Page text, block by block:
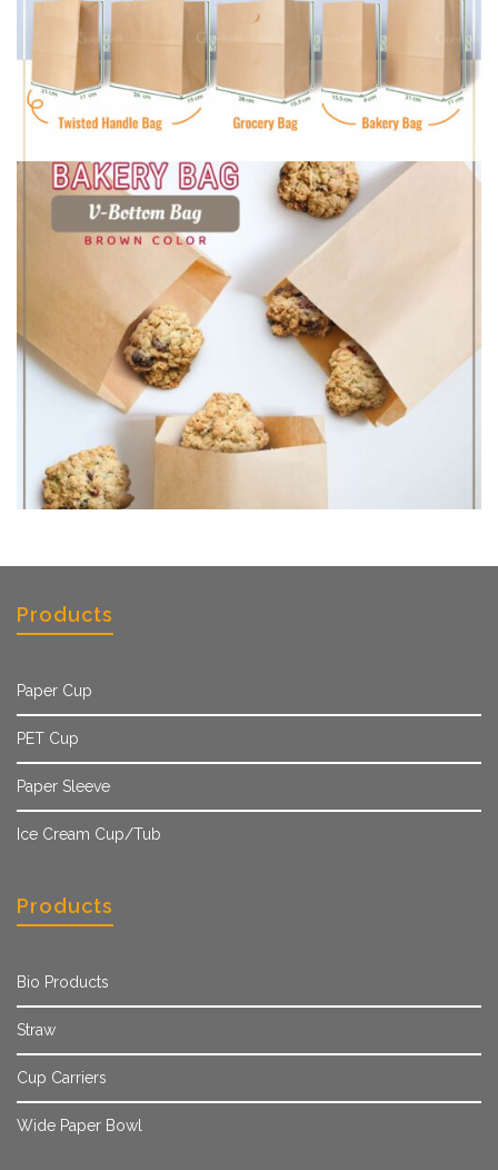
Products
Paper Cup
PET Cup
Paper Sleeve
Ice Cream Cup/Tub
Products
Bio Products
Straw
Cup Carriers
Wide Paper Bowl